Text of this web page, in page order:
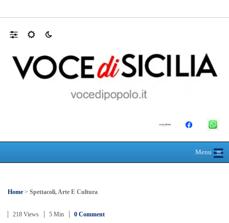
Menu≡
☰
Home > Spettacoli, Arte E Cultura
218 Views 5 Min 0 Comment